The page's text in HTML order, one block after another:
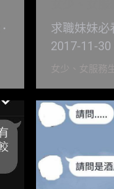
求職妹妹必
2017-11-30
女少、女服務